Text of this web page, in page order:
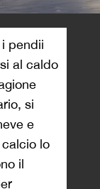
pendii
al caldo
si
e
lo
il